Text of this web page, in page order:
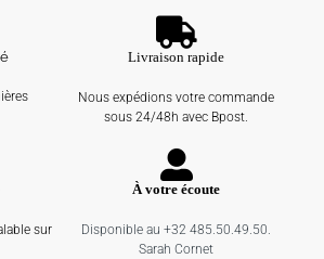
Livraison rapide
Nous expédions votre commande
sous 24/48h avec Bpost.
sur
À votre écoute
Disponible au +32 485.50.49.50.
Sarah Cornet